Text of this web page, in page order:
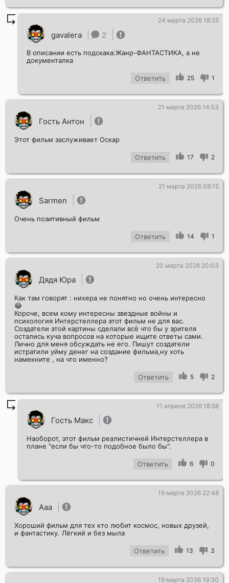
gavalera 2
24 марта 2026 18:25
В описании есть подскака:Жанр-ФАНТАСТИКА, а не
документалка
Ответить 25 1
Гость Антон
21 марта 2026 14:53
Этот фильм заслуживает Оскар
Ответить 17 2
Sarmen
21 марта 2026 08:15
Очень позитивный фильм
Ответить 14 1
Дядя Юра
20 марта 2026 20:03
Как там говорят : нихера не понятно но очень интересно
😂
Короче, всем кому интересны звездные войны и
психология Интерстеллера этот фильм не для вас.
Создатели этой картины сделали всё что бы у зрителя
остались куча вопросов на которые ищите ответы сами.
Лично для меня обсуждать не его. Пишут создатели
истратили уйму денег на создание фильма,ну хоть
намекните , на что именно?
Ответить 5 2
Гость Макс
11 апреля 2026 18:58
Наоборот, этот фильм реалистичней Интерстеллера в
плане "если бы что-то подобное было бы".
Ответить 6 0
Ааа
19 марта 2026 22:48
Хороший фильм для тех кто любит космос, новых друзей,
и фантастику. Лёгкий и без мыла
Ответить 13 3
19 марта 2026 19:30